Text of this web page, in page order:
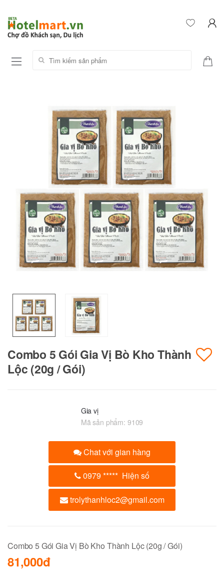
Tìm kiếm sản phẩm:
Combo 5 Gói Gia Vị Bò Kho Thành
Lộc (20g / Gói)
Gia vị
Mã sản phẩm: 9109
Chat với gian hàng
0979***** Hiện số
trolythanhloc2@gmail.com
Combo 5 Gói Gia Vị Bò Kho Thành Lộc (20g / Gói)
81,000đ